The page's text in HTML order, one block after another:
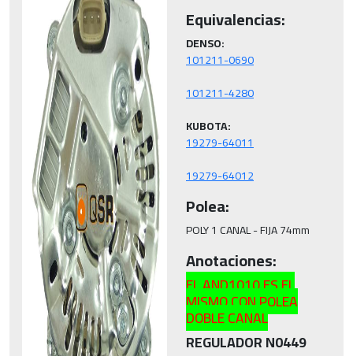
Equivalencias:
DENSO:
KUBOTA:
19279-64012
Polea:
POLY 1 CANAL - FIJA 74mm
Anotaciones:
EL AND1010 ES EL
MISMO CON POLEA
DOBLE CANAL
REGULADOR N0449